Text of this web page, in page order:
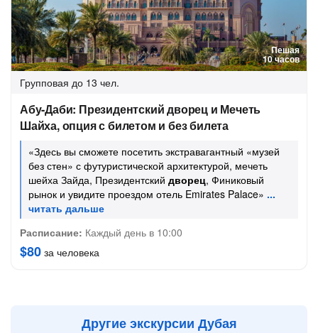
Пешая
10 часов
Групповая до 13 чел.
Абу-Даби: Президентский дворец и Мечеть
Шайха, опция с билетом и без билета
«Здесь вы сможете посетить экстравагантный «музей
без стен» с футуристической архитектурой, мечеть
шейха Зайда, Президентский дворец, Финиковый
рынок и увидите проездом отель Emirates Palace»
Расписание: Каждый день в 10:00
$80 за человека
Другие экскурсии Дубая